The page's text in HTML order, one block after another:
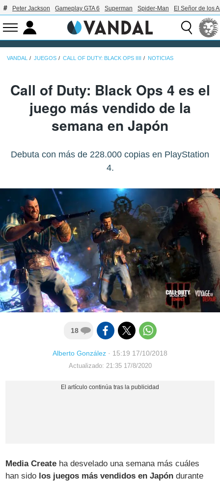
Peter Jackson Gameplay GTA 6 Superman Spider-Man El Señor de los
VANDAL JUEGOS CALL OF DUTY: BLACK OPS IIII NOTICIAS
Call of Duty: Black Ops 4 es el
juego más vendido de la
semana en Japón
Debuta con más de 228.000 copias en PlayStation
4.
18
Alberto González · 15:19 17/10/2018
Actualizado: 21:35 17/8/2020
Media Create ha desvelado una semana más cuáles
han sido los juegos más vendidos en Japón durante